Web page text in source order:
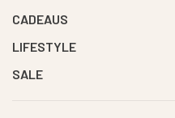
CADEAUS
LIFESTYLE
SALE